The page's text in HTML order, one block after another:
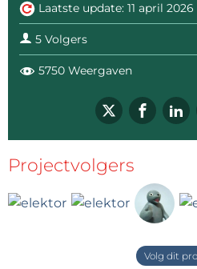
Laatste update: 11 april 2026
5 Volgers
5750 Weergaven
Projectvolgers
Volg dit